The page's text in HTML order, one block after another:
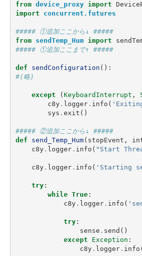
from device_proxy import
import
concurrent.futures
##### ①追加ここから↓ #####
from
sendTemp_Hum import
##### ①追加ここまで↑ #####
def sendConfiguration ():
#(略)
except ( KeyboardInterrupt ,
c8y. logger. info ( 'Exiting
sys . exit ()
##### ②追加ここから↓ #####
def
send_Temp_Hum( stopEvent ,
c8y. logger. info ( "Start
c8y. logger. info ( 'Starting
try:
while True:
c8y. logger. info (
try:
sense . send ()
except
Exception :
c8y. logger. info (